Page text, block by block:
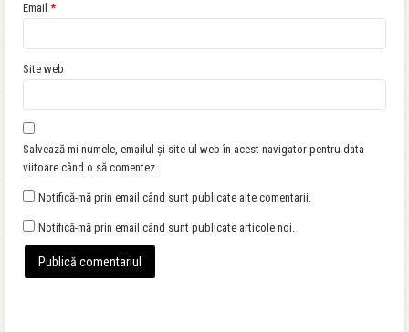
Email *
Site web
Salvează-mi numele, emailul și site-ul web în acest navigator pentru data
viitoare când o să comentez.
Notifică-mă prin email când sunt publicate alte comentarii.
Notifică-mă prin email când sunt publicate articole noi.